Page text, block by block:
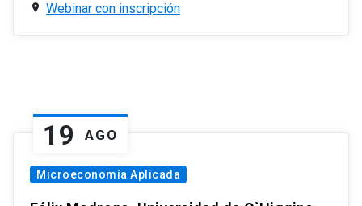
Webinar con inscripción
19 AGO
Microeconomía Aplicada